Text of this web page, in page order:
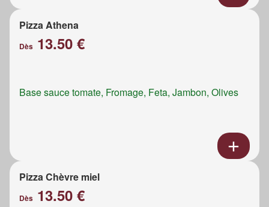
Pizza Athena
Dès 13.50 €
Base sauce tomate, Fromage, Feta, Jambon, Olives
Pizza Chèvre miel
Dès 13.50 €